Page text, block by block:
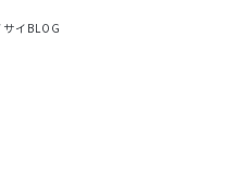
サイBLOG